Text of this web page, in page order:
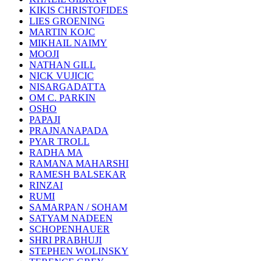
KIKIS CHRISTOFIDES
LIES GROENING
MARTIN KOJC
MIKHAIL NAIMY
MOOJI
NATHAN GILL
NICK VUJICIC
NISARGADATTA
OM C. PARKIN
OSHO
PAPAJI
PRAJNANAPADA
PYAR TROLL
RADHA MA
RAMANA MAHARSHI
RAMESH BALSEKAR
RINZAI
RUMI
SAMARPAN / SOHAM
SATYAM NADEEN
SCHOPENHAUER
SHRI PRABHUJI
STEPHEN WOLINSKY